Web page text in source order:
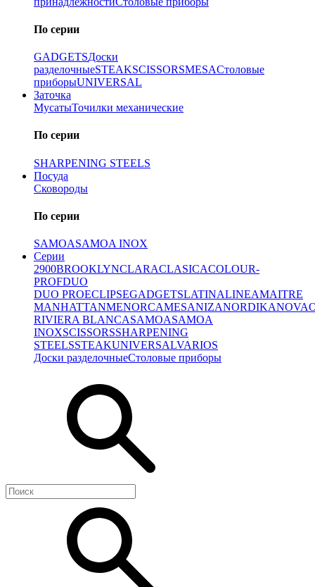
По серии
GADGETSДоски
разделочныеSTEAKSCISSORSMESAСтоловые
приборыUNIVERSAL
Заточка
МусатыТочилки механические
По серии
SHARPENING STEELS
Посуда
Сковороды
По серии
SAMOASAMOA INOX
Серии
2900BROOKLYNCLARACLASICACOLOUR-
PROFDUO
DUO PROECLIPSEGADGETSLATINALINEAMAITRE
MANHATTANMENORCAMESANIZANORDIKANOVA
RIVIERA BLANCASAMOASAMOA
INOXSCISSORSSHARPENING
STEELSSTEAKUNIVERSALVARIOS
Доски разделочныеСтоловые приборы